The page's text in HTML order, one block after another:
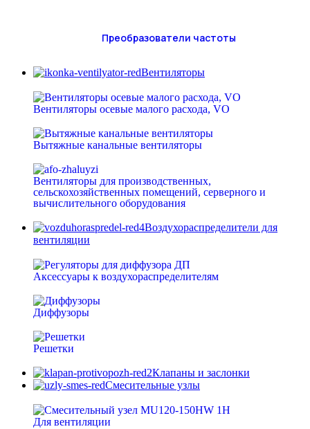
Преобразователи частоты
Вентиляторы
Вентиляторы осевые малого расхода, VO
Вытяжные канальные вентиляторы
Вентиляторы для производственных,
сельскохозяйственных помещений, серверного и
вычислительного оборудования
Воздухораспределители для
вентиляции
Аксессуары к воздухораспределителям
Диффузоры
Решетки
Клапаны и заслонки
Смесительные узлы
Для вентиляции